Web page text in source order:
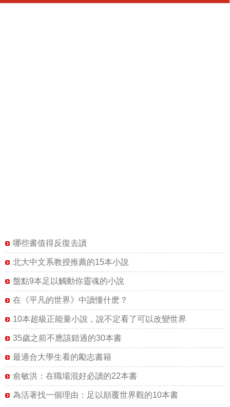
哪些書值得反復去讀
北大中文系教授推薦的15本小說
盤點9本足以觸動你靈魂的小說
在《平凡的世界》中讀懂什麽？
10本超級正能量小說，說不定看了可以改變世界
35歲之前不應該錯過的30本書
最適合大學生看的勵志書籍
俞敏洪：在職場混好必讀的22本書
為活著找一個理由：足以顛覆世界觀的10本書